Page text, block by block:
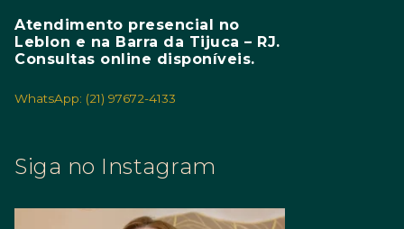
Atendimento presencial no
Leblon e na Barra da Tijuca – RJ.
Consultas online disponíveis.
WhatsApp: (21) 97672-4133
Siga no Instagram